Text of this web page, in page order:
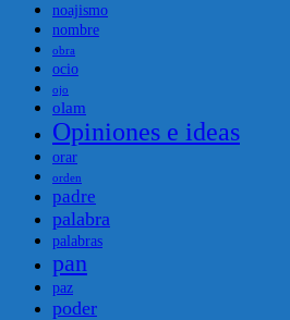
noajismo
nombre
obra
ocio
ojo
olam
Opiniones e ideas
orar
orden
padre
palabra
palabras
pan
paz
poder